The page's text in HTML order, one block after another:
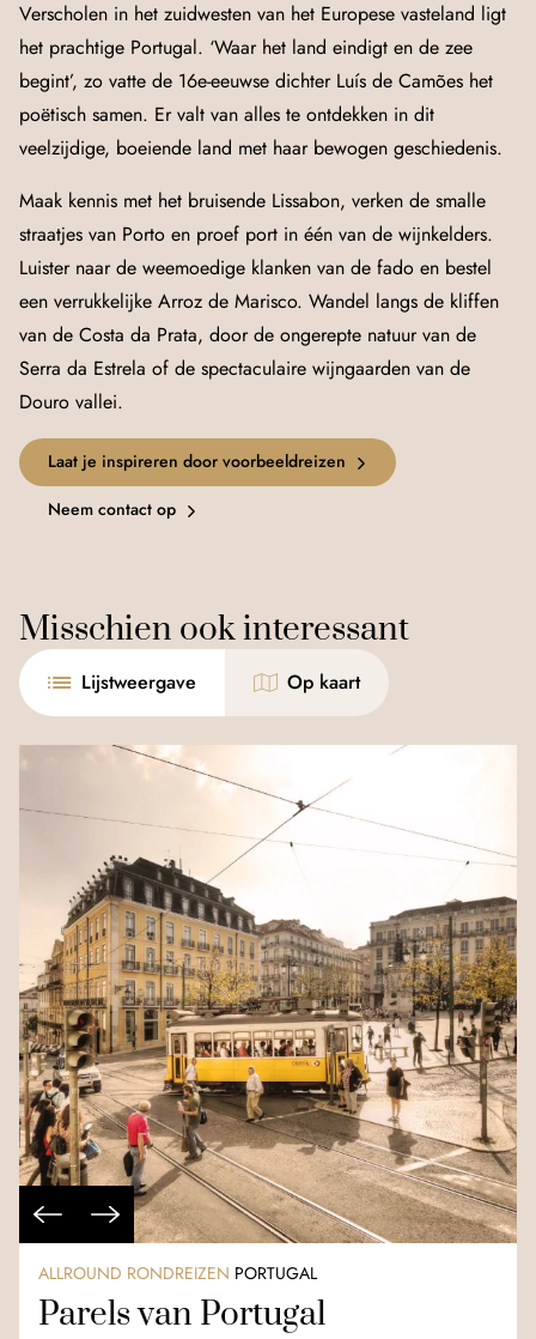
Verscholen in het zuidwesten van het Europese vasteland ligt
het prachtige Portugal. ‘Waar het land eindigt en de zee
begint’, zo vatte de 16e-eeuwse dichter Luís de Camões het
poëtisch samen. Er valt van alles te ontdekken in dit
veelzijdige, boeiende land met haar bewogen geschiedenis.
Maak kennis met het bruisende Lissabon, verken de smalle
straatjes van Porto en proef port in één van de wijnkelders.
Luister naar de weemoedige klanken van de fado en bestel
een verrukkelijke Arroz de Marisco. Wandel langs de kliffen
van de Costa da Prata, door de ongerepte natuur van de
Serra da Estrela of de spectaculaire wijngaarden van de
Douro vallei.
Laat je inspireren door voorbeeldreizen
Neem contact op
Misschien ook interessant
Lijstweergave Op kaart
ALLROUND RONDREIZEN PORTUGAL
Parels van Portugal